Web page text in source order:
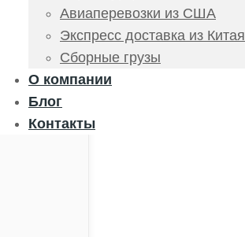
Авиаперевозки из США
Экспресс доставка из Китая
Сборные грузы
О компании
Блог
Контакты